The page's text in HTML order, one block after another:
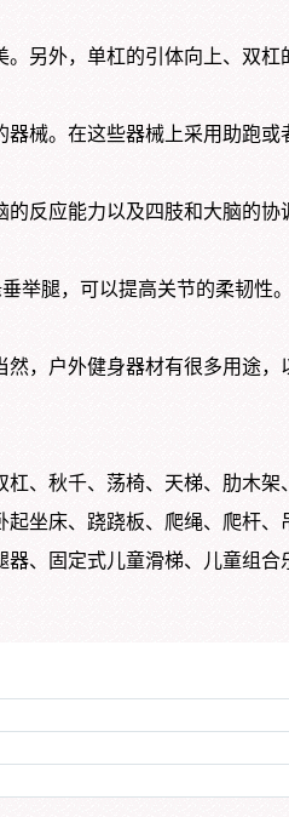
另外，单杠的引体向上、双杠
械。在这些器械上采用助跑或
反应能力以及四肢和大脑的协
举腿，可以提高关节的柔韧性。
，户外健身器材有很多用途
、秋千、荡椅、天梯、肋木
坐床、跷跷板、爬绳、爬杆、
、固定式儿童滑梯、儿童组合